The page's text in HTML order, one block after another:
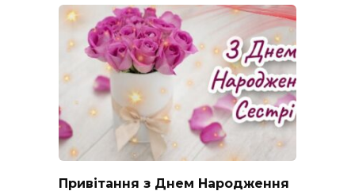
Привітання з Днем Народження